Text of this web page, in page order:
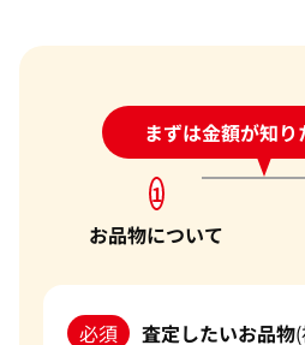
買取を提供しております。お客様
ることが、私たちにとって何より
め、さらに多くのお客様にご満足
いります。バッグ以外にも貴金属
の際は、ぜひ「おたからや」をご
切なお品物を最良の価格でお取引
ご満足いただける買取を提供して
改めて、この度はご利用いただき
た。お客様のまたのご利用を心よ
売却するか悩んでいるのですが
1点からでも査定できますか？
まずは金額が知り
24時間受付中!問い
1
お品物について
必須 査定したいお品物